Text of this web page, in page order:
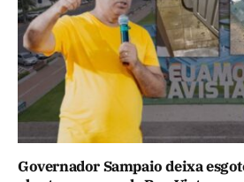
Governador Sampaio deixa